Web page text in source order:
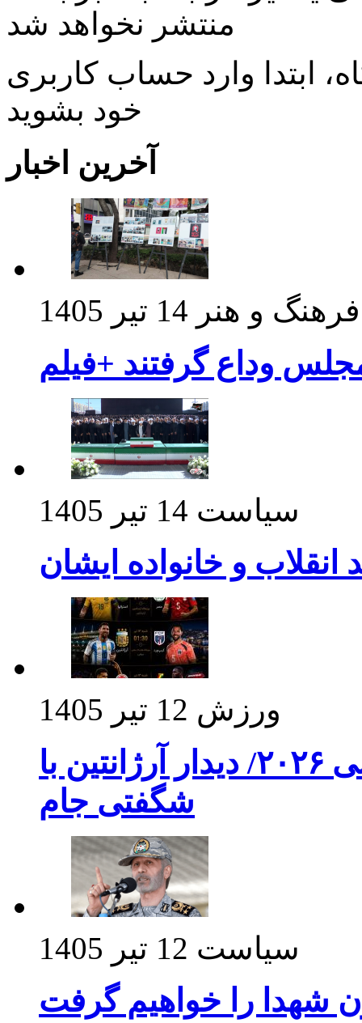
منتشر نخواهد شد
ابتدا وارد حساب كاربری
خود بشويد
آخرین اخبار
فرهنگ و هنر 14 تیر 1405
وداع گرفتند +فیلم
سیاست 14 تیر 1405
انقلاب و خانواده ایشان
ورزش 12 تیر 1405
برنامه بازی های امشب جام جهانی ۲۰۲۶/ دیدار آرژانتین با
شگفتی جام
سیاست 12 تیر 1405
شهدا را خواهیم گرفت